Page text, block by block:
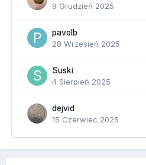
9 Grudzień 2025
pavolb
28 Wrzesień 2025
Suski
4 Sierpień 2025
dejvid
15 Czerwiec 2025